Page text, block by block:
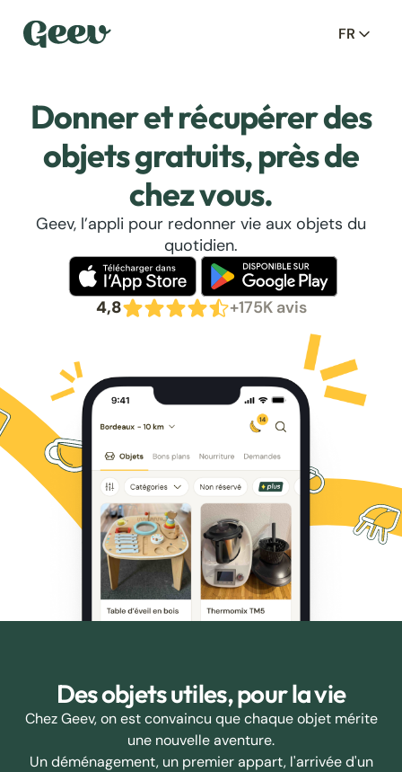
FR
Donner et récupérer des
objets gratuits, près de
chez vous.
Geev, l’appli pour redonner vie aux objets du
quotidien.
4,8 +175K avis
Des objets utiles, pour la vie
Chez Geev, on est convaincu que chaque objet mérite
une nouvelle aventure.
Un déménagement, un premier appart, l'arrivée d'un